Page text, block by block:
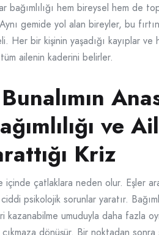
bağımlılığı hem bireysel hem de
gemide yol alan bireyler, bu
Her bir kişinin yaşadığı kayıplar ve
ailenin kaderini belirler.
ve
Kriz
içinde çatlaklara neden olur. Eşler
psikolojik sorunlar yaratır.
kazanabilme umuduyla daha fazla